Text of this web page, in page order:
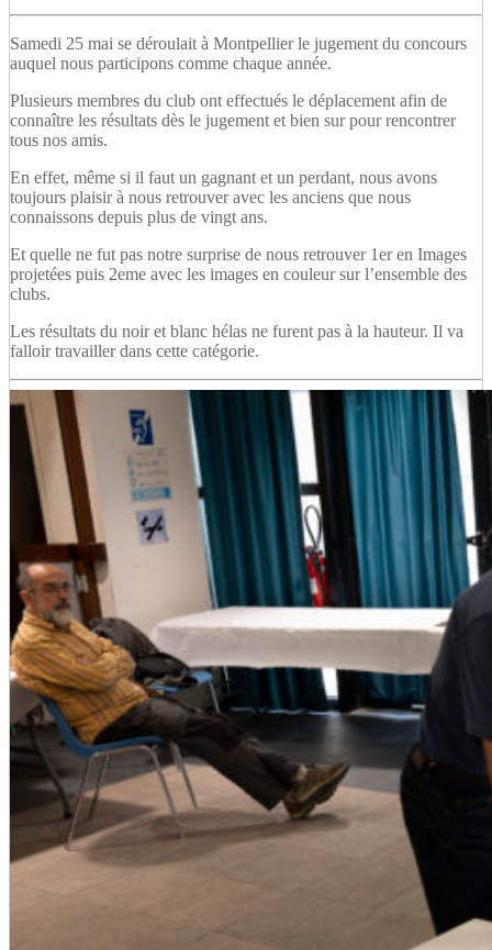
Samedi 25 mai se déroulait à Montpellier le jugement du concours
auquel nous participons comme chaque année.
Plusieurs membres du club ont effectués le déplacement afin de
connaître les résultats dès le jugement et bien sur pour rencontrer
tous nos amis.
En effet, même si il faut un gagnant et un perdant, nous avons
toujours plaisir à nous retrouver avec les anciens que nous
connaissons depuis plus de vingt ans.
Et quelle ne fut pas notre surprise de nous retrouver 1er en Images
projetées puis 2eme avec les images en couleur sur l’ensemble des
clubs.
Les résultats du noir et blanc hélas ne furent pas à la hauteur. Il va
falloir travailler dans cette catégorie.